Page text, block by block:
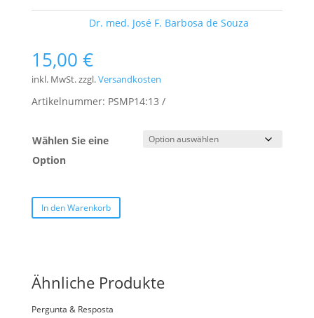
Dr. med. José F. Barbosa de Souza
15,00 €
inkl. MwSt.zzgl.Versandkosten
Artikelnummer: PSMP14:13
Wählen Sie eine
Option
In den Warenkorb
Ähnliche Produkte
Pergunta & Resposta